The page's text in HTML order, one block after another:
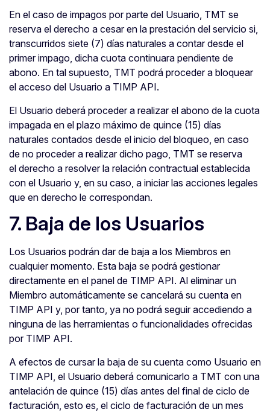
En el caso de impagos por parte del Usuario, TMT se
reserva el derecho a cesar en la prestación del servicio si,
transcurridos siete (7) días naturales a contar desde el
primer impago, dicha cuota continuara pendiente de
abono. En tal supuesto, TMT podrá proceder a bloquear
el acceso del Usuario a TIMP API.
El Usuario deberá proceder a realizar el abono de la cuota
impagada en el plazo máximo de quince (15) días
naturales contados desde el inicio del bloqueo, en caso
de no proceder a realizar dicho pago, TMT se reserva
el derecho a resolver la relación contractual establecida
con el Usuario y, en su caso, a iniciar las acciones legales
que en derecho le correspondan.
7. Baja de los Usuarios
Los Usuarios podrán dar de baja a los Miembros en
cualquier momento. Esta baja se podrá gestionar
directamente en el panel de TIMP API. Al eliminar un
Miembro automáticamente se cancelará su cuenta en
TIMP API y, por tanto, ya no podrá seguir accediendo a
ninguna de las herramientas o funcionalidades ofrecidas
por TIMP API.
A efectos de cursar la baja de su cuenta como Usuario en
TIMP API, el Usuario deberá comunicarlo a TMT con una
antelación de quince (15) días antes del final de ciclo de
facturación, esto es, el ciclo de facturación de un mes